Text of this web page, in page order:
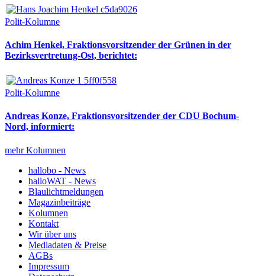
Polit-Kolumne
Achim Henkel, Fraktionsvorsitzender der Grünen in der
Bezirksvertretung-Ost, berichtet:
Polit-Kolumne
Andreas Konze, Fraktionsvorsitzender der CDU Bochum-
Nord, informiert:
mehr Kolumnen
hallobo - News
halloWAT - News
Blaulichtmeldungen
Magazinbeiträge
Kolumnen
Kontakt
Wir über uns
Mediadaten & Preise
AGBs
Impressum